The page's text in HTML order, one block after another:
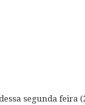
segunda feira